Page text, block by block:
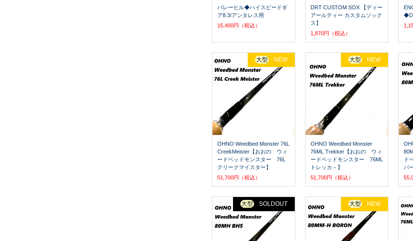
バレーヒル◆ハイスピードギ
ア8.3/アンタレス用
15,400円（税込）
DRT CUSTOM SOX 【ディー
アールティー カスタムソック
ス】
1,870円（税込）
OHNO Weedbed Monster 76L
CreekMeister【おおの ウィ
ードベッドモンスター 76L
クリークマイスター】
51,700円（税込）
大型 NEW
OHNO Weedbed Monster
76ML Trekker【おおの ウィ
ードベッドモンスター 76ML
トレッカ－】
51,700円（税込）
大型 NEW
ド
パ
大型 SOLDOUT 大型 NEW